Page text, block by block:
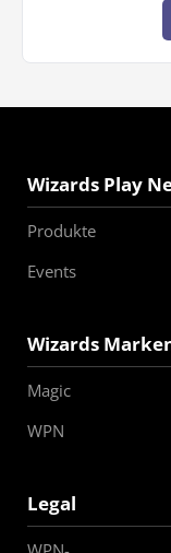
Wizards Play
Produkte
Events
Wizards
Magic
WPN
Legal